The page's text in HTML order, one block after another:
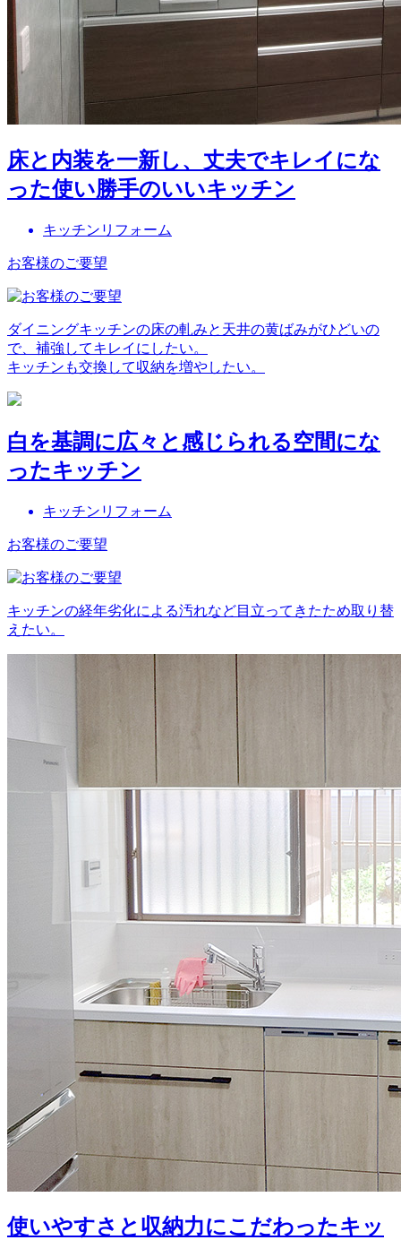
床と内装を一新し、丈夫でキレイにな
った使い勝手のいいキッチン
キッチンリフォーム
お客様のご要望
ダイニングキッチンの床の軋みと天井の黄ばみがひどいの
で、補強してキレイにしたい。
キッチンも交換して収納を増やしたい。
白を基調に広々と感じられる空間にな
ったキッチン
キッチンリフォーム
お客様のご要望
キッチンの経年劣化による汚れなど目立ってきたため取り替
えたい。
使いやすさと収納力にこだわったキッ